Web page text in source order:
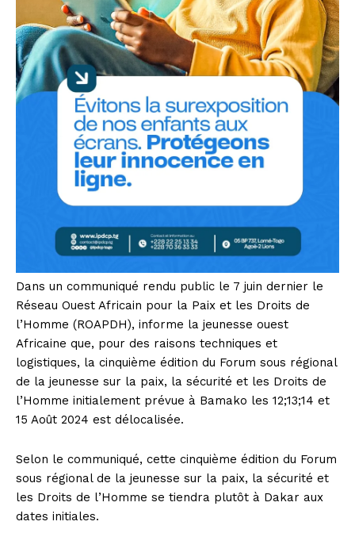
Dans un communiqué rendu public le 7 juin dernier le
Réseau Ouest Africain pour la Paix et les Droits de
l’Homme (ROAPDH), informe la jeunesse ouest
Africaine que, pour des raisons techniques et
logistiques, la cinquième édition du Forum sous régional
de la jeunesse sur la paix, la sécurité et les Droits de
l’Homme initialement prévue à Bamako les 12;13;14 et
15 Août 2024 est délocalisée.
Selon le communiqué, cette cinquième édition du Forum
sous régional de la jeunesse sur la paix, la sécurité et
les Droits de l’Homme se tiendra plutôt à Dakar aux
dates initiales.